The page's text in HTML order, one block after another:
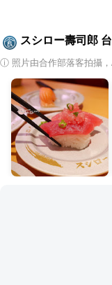
スシロー壽司郎
ⓘ 照片由合作部落客拍攝